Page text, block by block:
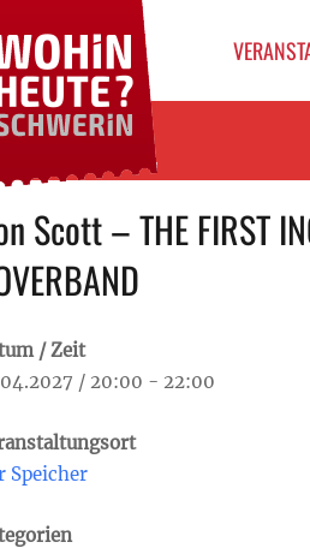
HEUTE?
menu
Scott – THE FIRST
/ Zeit
/ 20:00 - 22:00
Speicher